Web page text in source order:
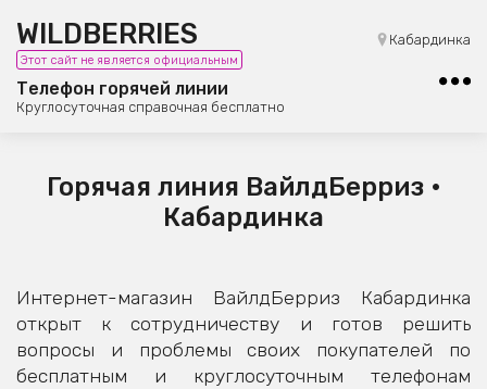
WILDBERRIES
Этот сайт не является официальным
Телефон горячей линии
Круглосуточная справочная бесплатно
Кабардинка
8 (800) 101-42-23
Бесплатная юридическая консультация
Горячая линия ВайлдБерриз •
Кабардинка
Интернет-магазин ВайлдБерриз Кабардинка
открыт к сотрудничеству и готов решить
вопросы и проблемы своих покупателей по
бесплатным и круглосуточным телефонам